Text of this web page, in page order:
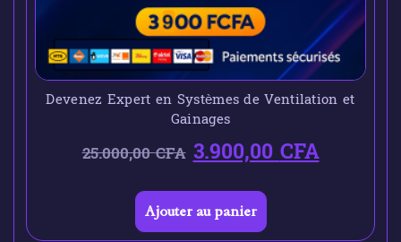
Devenez Expert en Systèmes de Ventilation et
Gainages
25.000,00CFA 3.900,00CFA
Ajouter au panier